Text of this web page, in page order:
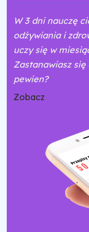
W 3 dni nauczę
odżywiania i
uczy się w
Zastanawiasz
pewien?
Zobacz